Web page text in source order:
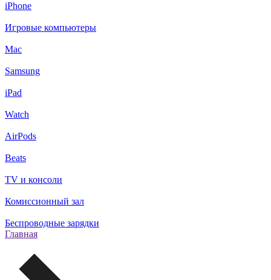
iPhone
Игровые компьютеры
Mac
Samsung
iPad
Watch
AirPods
Beats
TV и консоли
Комиссионный зал
Беспроводные зарядки
Главная